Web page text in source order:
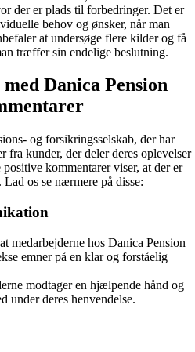
der er plads til forbedringer. Det er
behov og ønsker, når man
at undersøge flere kilder og få
træffer sin endelige beslutning.
Danica Pension
og forsikringsselskab, der har
fra kunder, der deler deres oplevelser
kommentarer viser, at der er
os se nærmere på disse:
medarbejderne hos Danica Pension
emner på en klar og forståelig
modtager en hjælpende hånd og
under deres henvendelse.